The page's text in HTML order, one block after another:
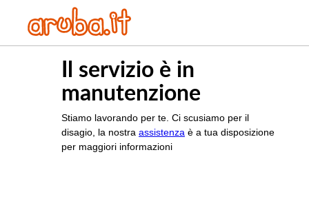
Il servizio è in
manutenzione
Stiamo lavorando per te. Ci scusiamo per il
disagio, la nostra assistenza è a tua disposizione
per maggiori informazioni